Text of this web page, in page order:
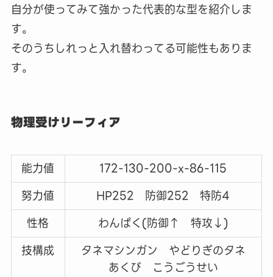
自分が使ってみて強かった代表的な型を紹介しま
す。
そのうちしれっと入れ替わってる可能性もありま
す。
物理受けリーフィア
能力値
172-130-200-x-86-115
努力値
HP252 防御252 特防4
性格
わんぱく(防御↑ 特攻↓)
技構成
タネマシンガン やどりぎのタネ
あくび こうごうせい